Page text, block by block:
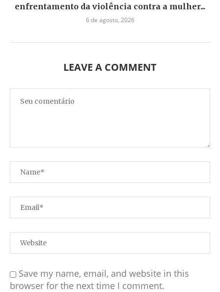
enfrentamento da violência contra a mulher...
6 de agosto, 2026
LEAVE A COMMENT
Save my name, email, and website in this
browser for the next time I comment.